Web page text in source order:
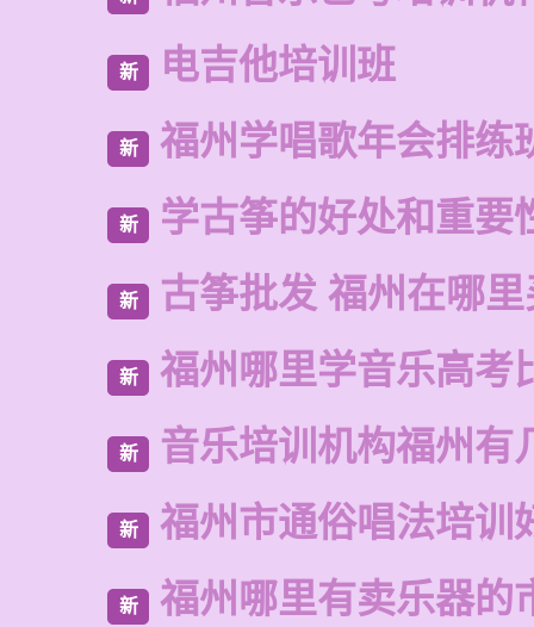
新 电吉他培训班
新 福州学唱歌年会排练
新 学古筝的好处和重要
新 古筝批发 福州在哪
新 福州哪里学音乐高考
新 音乐培训机构福州有
新 福州市通俗唱法培训
新 福州哪里有卖乐器的